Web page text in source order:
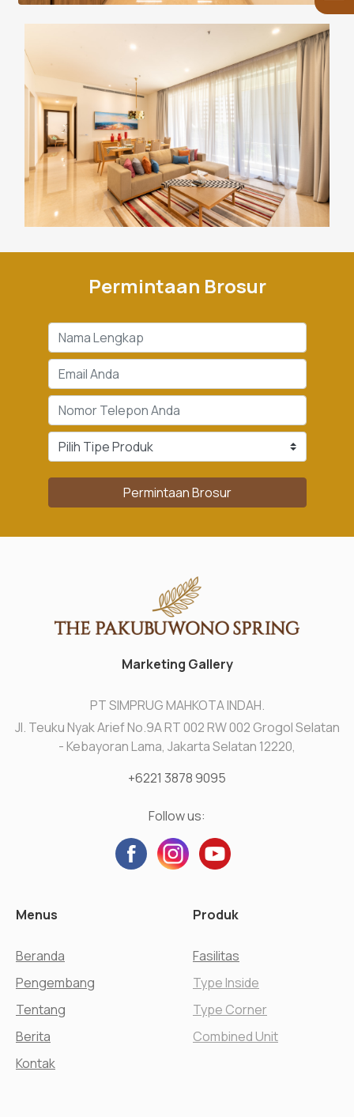
Permintaan Brosur
Permintaan Brosur
Marketing Gallery
PT SIMPRUG MAHKOTA INDAH.
Jl. Teuku Nyak Arief No.9A RT 002 RW 002 Grogol Selatan
- Kebayoran Lama, Jakarta Selatan 12220,
+6221 3878 9095
Follow us:
Menus
Beranda
Pengembang
Tentang
Berita
Kontak
Produk
Fasilitas
Type Inside
Type Corner
Combined Unit